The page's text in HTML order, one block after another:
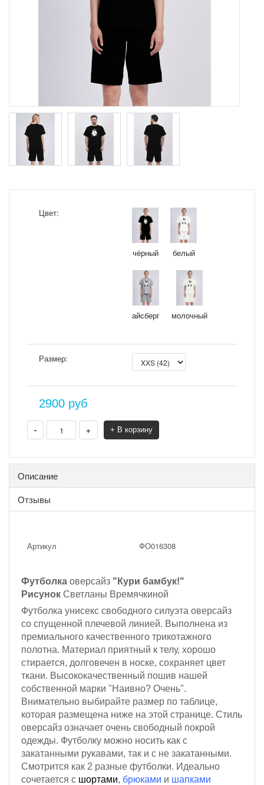
Цвет:
чёрный белый
айсберг молочный
Размер:
2900 руб
- + + В корзину
Описание
Отзывы
Артикул ФО016308
Футболка оверсайз "Кури бамбук!"
Рисунок Светланы Времячкиной
Футболка унисекс свободного силуэта оверсайз
со спущенной плечевой линией. Выполнена из
премиального качественного трикотажного
полотна. Материал приятный к телу, хорошо
стирается, долговечен в носке, сохраняет цвет
ткани. Высококачественный пошив нашей
собственной марки "Наивно? Очень".
Внимательно выбирайте размер по таблице,
которая размещена ниже на этой странице. Стиль
оверсайз означает очень свободный покрой
одежды. Футболку можно носить как с
закатанными рукавами, так и с не закатанными.
Смотрится как 2 разные футболки. Идеально
сочетается с шортами, брюками и шапками